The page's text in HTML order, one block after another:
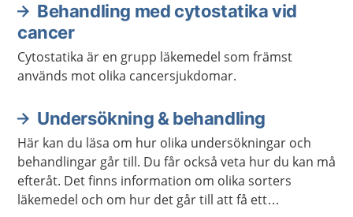
Behandling med cytostatika vid
cancer
Cytostatika är en grupp läkemedel som främst
används mot olika cancersjukdomar.
Undersökning & behandling
Här kan du läsa om hur olika undersökningar och
behandlingar går till. Du får också veta hur du kan må
efteråt. Det finns information om olika sorters
läkemedel och om hur det går till att få ett